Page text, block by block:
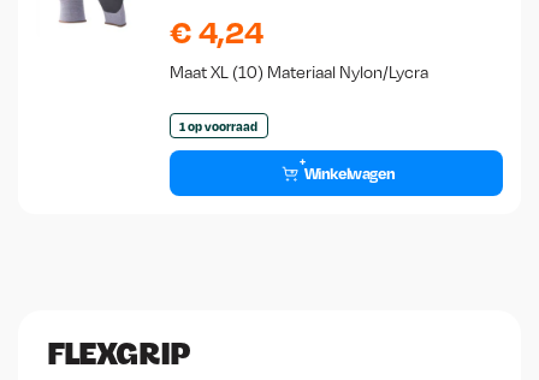
€4,24
Maat XL (10) Materiaal Nylon/Lycra
1 op voorraad
Winkelwagen
FLEXGRIP